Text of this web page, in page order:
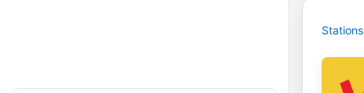
Stations